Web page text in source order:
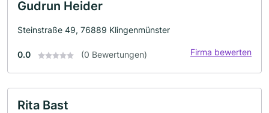
Gudrun Heider
Steinstraße 49, 76889 Klingenmünster
0.0 (0 Bewertungen) Firma bewerten
Rita Bast